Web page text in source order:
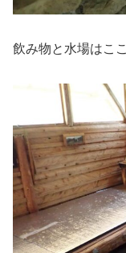
飲み物と水場はここ